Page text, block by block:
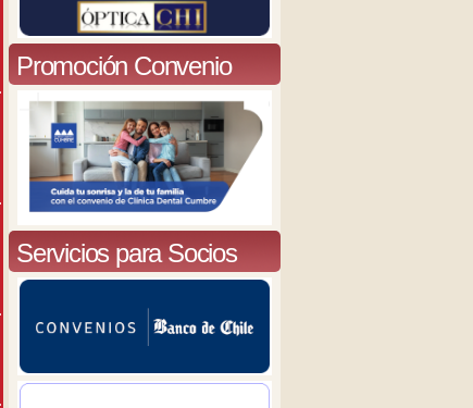
Promoción Convenio
Servicios para Socios